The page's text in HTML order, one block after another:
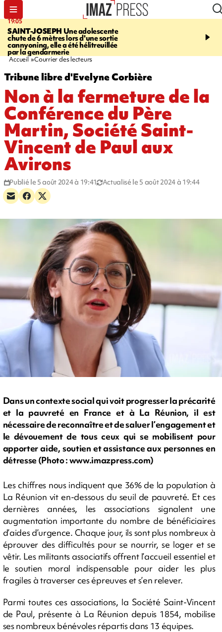
19:05
SAINT-JOSEPH Une adolescente
chute de 6 mètres lors d'une sortie
cannyoning, elle a été hélitreuillée
par la gendarmerie
20:44
rouée de coups,
Accueil Courrier des lecteurs
Tribune libre d'Evelyne Corbière
Non à la fermeture de la
Conférence du Père
Martin, Société Saint-
Vincent de Paul aux
Avirons
Publié le 5 août 2024 à 19:41 Actualisé le 5 août 2024 à 19:44
Dans un contexte social qui voit progresser la précarité
et la pauvreté en France et à La Réunion, il est
nécessaire de reconnaître et de saluer l’engagement et
le dévouement de tous ceux qui se mobilisent pour
apporter aide, soutien et assistance aux personnes en
détresse (Photo : www.imazpress.com)
Les chiffres nous indiquent que 36% de la population à
La Réunion vit en-dessous du seuil de pauvreté. Et ces
dernières années, les associations signalent une
augmentation importante du nombre de bénéficiaires
d’aides d’urgence. Chaque jour, ils sont plus nombreux à
éprouver des difficultés pour se nourrir, se loger et se
vêtir. Les militants associatifs offrent l’accueil essentiel et
le soutien moral indispensable pour aider les plus
fragiles à traverser ces épreuves et s’en relever.
Parmi toutes ces associations, la Société Saint-Vincent
de Paul, présente à La Réunion depuis 1854, mobilise
ses nombreux bénévoles répartis dans 13 équipes.